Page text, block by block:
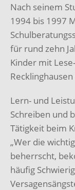
Nach seinem
1994 bis 1997
für rund zehn
Kinder mit
Lern- und
Schreiben und
Tätigkeit beim
„Wer die
beherrscht,
häufig